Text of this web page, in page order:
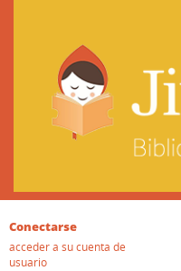
Conectarse
acceder a su cuenta de
usuario